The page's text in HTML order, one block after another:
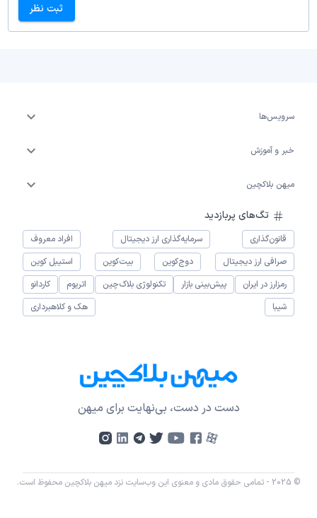
ثبت نظر
سرویس‌ها
خبر و آموزش
میهن بلاکچین
تگ‌های پربازدید
قانون‌گذاری سرمایه‌گذاری ارز دیجیتال
افراد معروف
صرافی ارز دیجیتال
دوج‌کوین بیت‌کوین
استیبل کوین
رمزارز در ایران
پیش‌بینی بازار تکنولوژی بلاک‌چین اتریوم
کاردانو
شیبا
هک و کلاهبرداری
دست در دست، بی‌نهایت برای میهن
© 2025 - تمامی حقوق مادی و معنوی این وب‌سایت نزد میهن بلاکچین محفوظ است.